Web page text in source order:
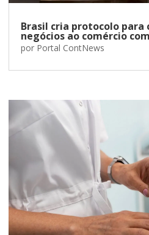
Brasil cria protocolo para
negócios ao comércio
por Portal ContNews